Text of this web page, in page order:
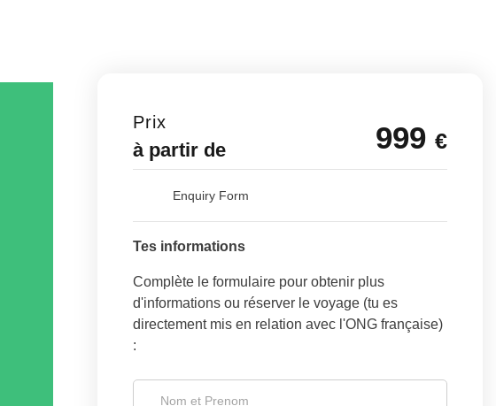
Prix
à partir de 999 €
Enquiry Form
Tes informations
Complète le formulaire pour obtenir plus
d'informations ou réserver le voyage (tu es
directement mis en relation avec l'ONG française)
: